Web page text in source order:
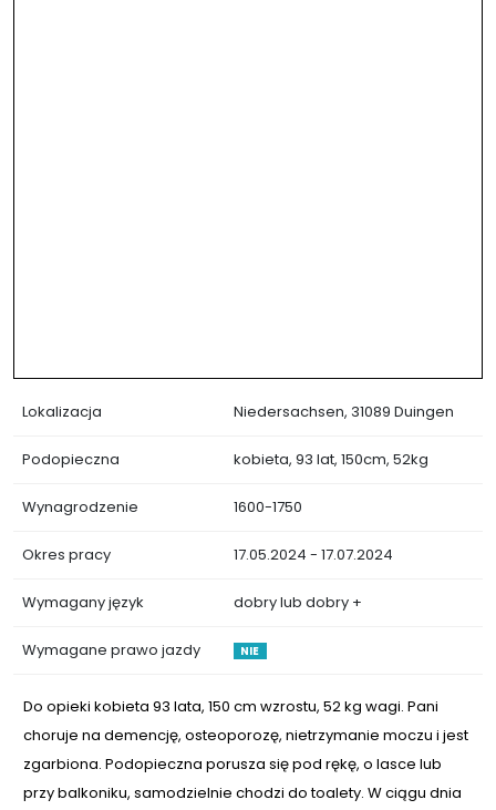
Lokalizacja Niedersachsen, 31089 Duingen
Podopieczna kobieta, 93 lat, 150cm, 52kg
Wynagrodzenie 1600-1750
Okres pracy 17.05.2024 - 17.07.2024
Wymagany język dobry lub dobry +
Wymagane prawo jazdy NIE
Do opieki kobieta 93 lata, 150 cm wzrostu, 52 kg wagi. Pani
choruje na demencję, osteoporozę, nietrzymanie moczu i jest
zgarbiona. Podopieczna porusza się pod rękę, o lasce lub
przy balkoniku, samodzielnie chodzi do toalety. W ciągu dnia